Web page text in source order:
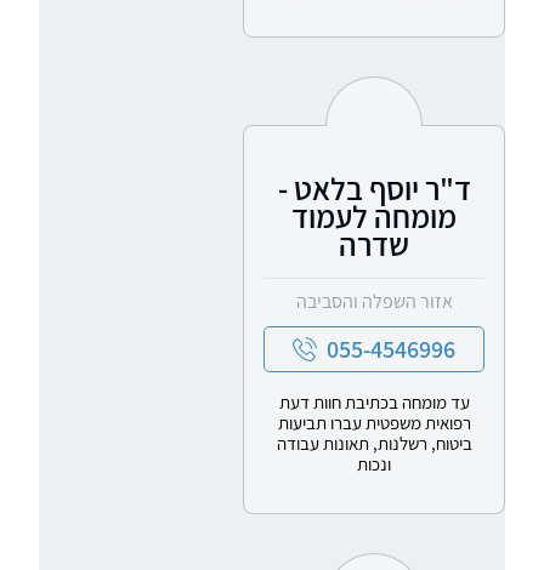
ד"ר יוסף בלאט -
מומחה לעמוד
שדרה
אזור השפלה והסביבה
055-4546996
עד מומחה בכתיבת חוות דעת
רפואית משפטית עברו תביעות
ביטוח, רשלנות, תאונות עבודה
ונכות